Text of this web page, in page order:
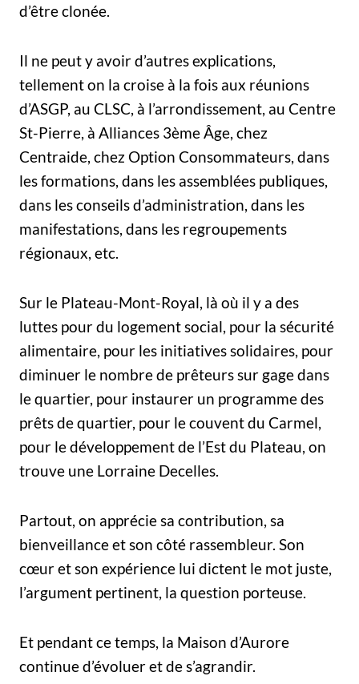
d’être clonée.
Il ne peut y avoir d’autres explications,
tellement on la croise à la fois aux réunions
d’ASGP, au CLSC, à l’arrondissement, au Centre
St-Pierre, à Alliances 3ème Âge, chez
Centraide, chez Option Consommateurs, dans
les formations, dans les assemblées publiques,
dans les conseils d’administration, dans les
manifestations, dans les regroupements
régionaux, etc.
Sur le Plateau-Mont-Royal, là où il y a des
luttes pour du logement social, pour la sécurité
alimentaire, pour les initiatives solidaires, pour
diminuer le nombre de prêteurs sur gage dans
le quartier, pour instaurer un programme des
prêts de quartier, pour le couvent du Carmel,
pour le développement de l’Est du Plateau, on
trouve une Lorraine Decelles.
Partout, on apprécie sa contribution, sa
bienveillance et son côté rassembleur. Son
cœur et son expérience lui dictent le mot juste,
l’argument pertinent, la question porteuse.
Et pendant ce temps, la Maison d’Aurore
continue d’évoluer et de s’agrandir.